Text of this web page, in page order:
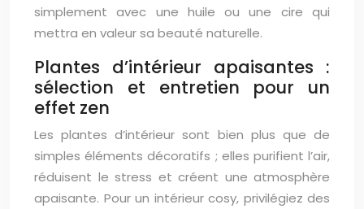
simplement avec une huile ou une cire qui
mettra en valeur sa beauté naturelle.
Plantes d’intérieur apaisantes :
sélection et entretien pour un
effet zen
Les plantes d’intérieur sont bien plus que de
simples éléments décoratifs ; elles purifient l’air,
réduisent le stress et créent une atmosphère
apaisante. Pour un intérieur cosy, privilégiez des